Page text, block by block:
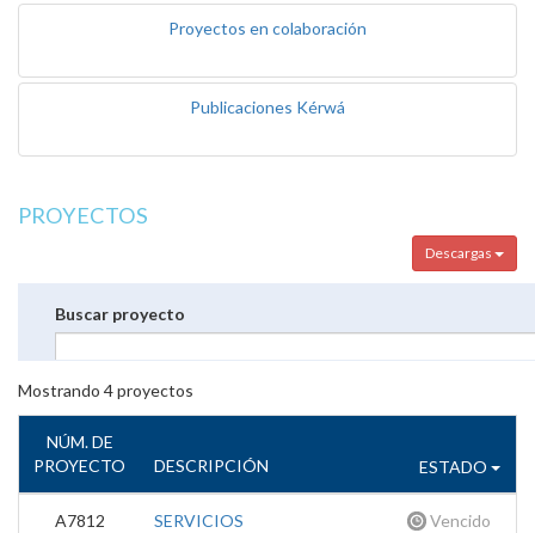
Proyectos en colaboración
Publicaciones Kérwá
PROYECTOS
Descargas
Buscar proyecto
Mostrando 4proyectos
NÚM. DE
PROYECTO
DESCRIPCIÓN ESTADO
A7812
SERVICIOS
Vencido